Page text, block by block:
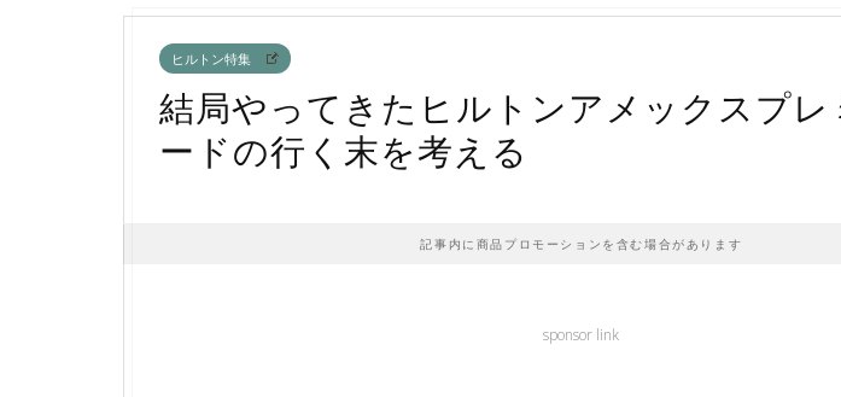
ヒルトン特集
結局やってきたヒルトンアメックスプレ
ードの行く末を考える
記事内に商品プロモーションを含む場合があります
sponsor link